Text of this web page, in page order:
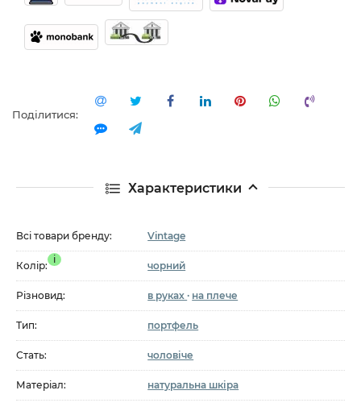
Характеристики
Всі товари бренду: Vintage
Колір:
i
чорний
Різновид: в руках· на плече
Тип: портфель
Стать: чоловіче
Матеріал: натуральна шкіра
Поділитися: